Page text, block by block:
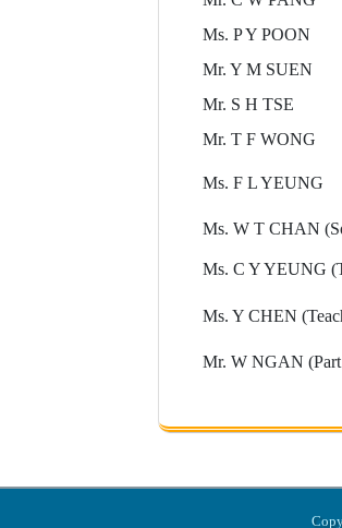
Ms. P Y POON
Mr. Y M SUEN
Mr. S H TSE
Mr. T F WONG
Ms. F L YEUNG
Ms. W T CHAN
Ms. C Y YEUNG
Ms. Y CHEN
Mr. W NGAN